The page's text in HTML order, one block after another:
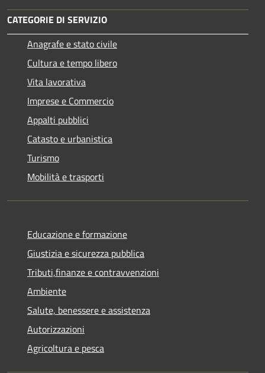
CATEGORIE DI SERVIZIO
Anagrafe e stato civile
Cultura e tempo libero
Vita lavorativa
Imprese e Commercio
Appalti pubblici
Catasto e urbanistica
Turismo
Mobilità e trasporti
Educazione e formazione
Giustizia e sicurezza pubblica
Tributi,finanze e contravvenzioni
Ambiente
Salute, benessere e assistenza
Autorizzazioni
Agricoltura e pesca